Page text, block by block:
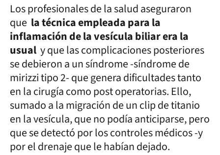
Los profesionales de la salud aseguraron
que la técnica empleada para la
inflamación de la vesícula biliar era la
usual y que las complicaciones posteriores
se debieron a un síndrome -síndrome de
mirizzi tipo 2- que genera dificultades tanto
en la cirugía como post operatorias. Ello,
sumado a la migración de un clip de titanio
en la vesícula, que no podía anticiparse, pero
que se detectó por los controles médicos -y
por el drenaje que le habían dejado.